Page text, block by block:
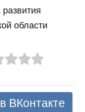
области
ВКонтакте